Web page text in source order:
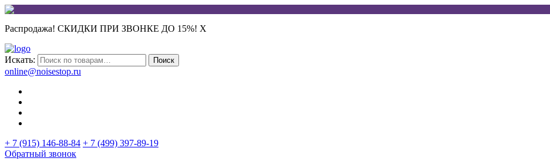
Распродажа! СКИДКИ ПРИ ЗВОНКЕ ДО 15%! X
Искать: Поиск
online@noisestop.ru
+ 7 (915) 146-88-84 + 7 (499) 397-89-19
Обратный звонок